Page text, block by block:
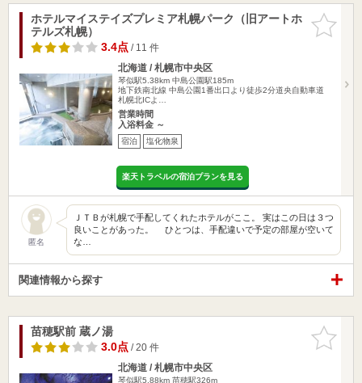
お気に入
りに追加
ホテルマイステイズプレミア札幌パーク（旧アートホ
テルズ札幌）
3.4点/ 11 件
北海道 / 札幌市中央区
琴似駅5.38km 中島公園駅185m
地下鉄南北線 中島公園1番出口より徒歩2分道央自動車道
札幌北ICよ…
営業時間
入浴料金 ～
宿泊 塩化物泉
楽天トラベルの宿泊プランを見る
匿名
ＪＴＢが札幌で手配してくれたホテルがここ。 実はこの日は３つ
良いことがあった。 ひとつは、手配違いで予定の部屋が空いて
な…
関連情報から探す
お気に入
りに追加
苗穂駅前 蔵ノ湯
3.0点/ 20 件
北海道 / 札幌市中央区
琴似駅5.88km 苗穂駅326m